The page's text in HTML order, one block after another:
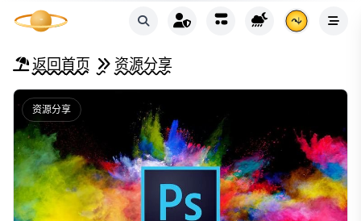
返回首页 资源分享
资源分享